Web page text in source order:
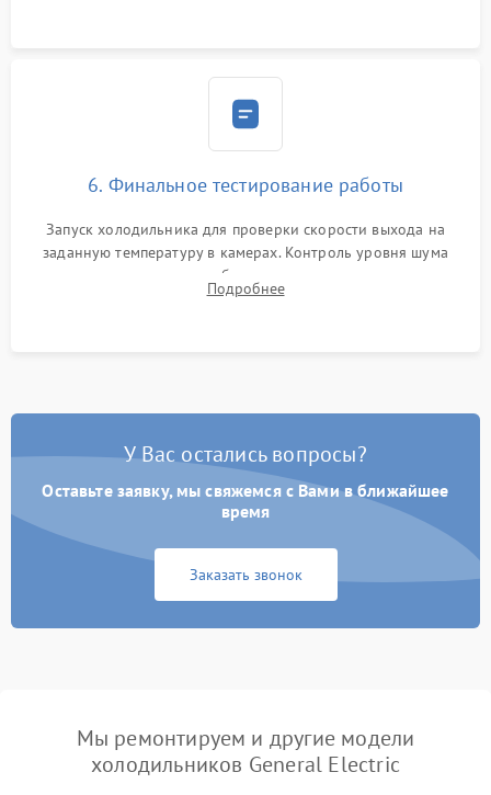
6. Финальное тестирование работы
Запуск холодильника для проверки скорости выхода на
заданную температуру в камерах. Контроль уровня шума
компрессора, отсутствия обмерзания стенок и корректного
срабатывания системы автоматической оттайки.
Подробнее
У Вас остались вопросы?
Оставьте заявку, мы свяжемся с Вами в ближайшее
время
Заказать звонок
Мы ремонтируем и другие модели
холодильников General Electric